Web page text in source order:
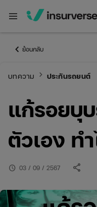
menu
keyboard_arrow_left ย้อนกลับ
บทความ keyboard_arrow_right ประกันรถยนต์
แก้รอยบุ
ตัวเอง ท
schedule 03 / 09 / 2567 share